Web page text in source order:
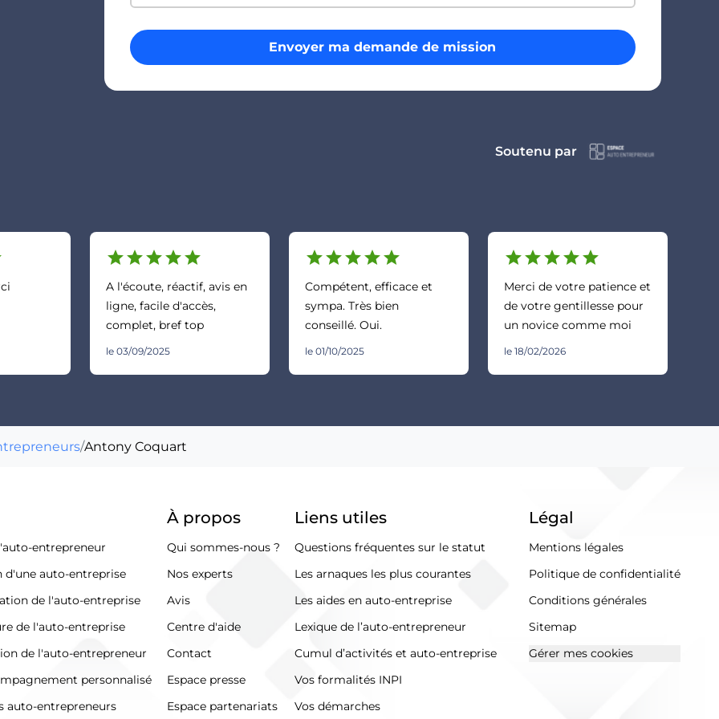
Envoyer ma demande de mission
Soutenu par
starstarstarstarstar
A l'écoute, réactif, avis en
ligne, facile d'accès,
complet, bref top
le 03/09/2025
starstarstarstarstar
Compétent, efficace et
sympa. Très bien
conseillé. Oui.
le 01/10/2025
starstarstarstarstar
Merci de votre patience et
de votre gentillesse pour
un novice comme moi
le 18/02/2026
/Antony Coquart
entrepreneur
d'une auto-entreprise
de l'auto-entreprise
de l'auto-entreprise
de l'auto-entrepreneur
personnalisé
auto-entrepreneurs
À propos
Qui sommes-nous ?
Nos experts
Avis
Centre d'aide
Contact
Espace presse
Espace partenariats
Liens utiles
Questions fréquentes sur le statut
Les arnaques les plus courantes
Les aides en auto-entreprise
Lexique de l’auto-entrepreneur
Cumul d’activités et auto-entreprise
Vos formalités INPI
Vos démarches
Légal
Mentions légales
Politique de confidentialité
Conditions générales
Sitemap
Gérer mes cookies